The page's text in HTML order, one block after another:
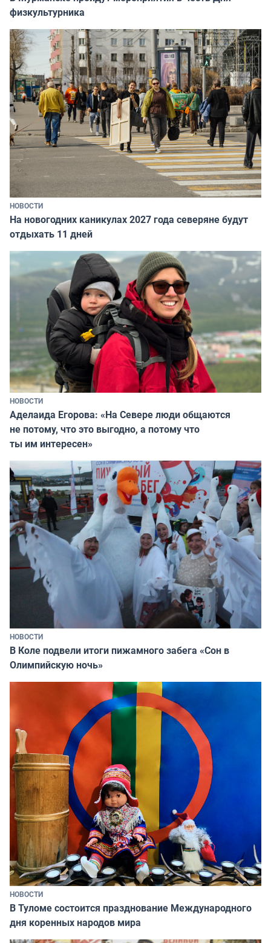
физкультурника
НОВОСТИ
На новогодних каникулах 2027 года северяне будут
отдыхать 11 дней
НОВОСТИ
Аделаида Егорова: «На Севере люди общаются
не потому, что это выгодно, а потому что
ты им интересен»
НОВОСТИ
В Коле подвели итоги пижамного забега «Сон в
Олимпийскую ночь»
НОВОСТИ
В Туломе состоится празднование Международного
дня коренных народов мира